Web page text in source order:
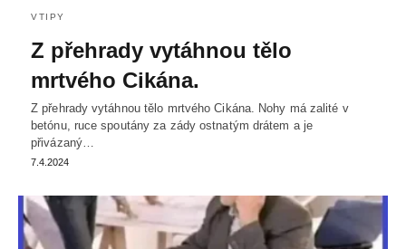
VTIPY
Z přehrady vytáhnou tělo
mrtvého Cikána.
Z přehrady vytáhnou tělo mrtvého Cikána. Nohy má zalité v
betónu, ruce spoutány za zády ostnatým drátem a je
přivázaný…
7.4.2024